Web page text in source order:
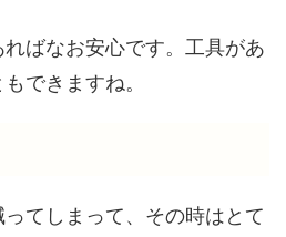
ばなお安心です。工具があ
できますね。
てしまって、その時はとて